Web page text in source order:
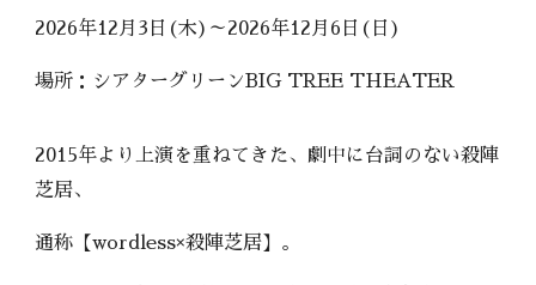
2026年12月3日(木)～2026年12月6日(日)
場所：シアターグリーンBIG TREE THEATER
2015年より上演を重ねてきた、劇中に台詞のない殺陣
芝居、
通称【wordless×殺陣芝居】。